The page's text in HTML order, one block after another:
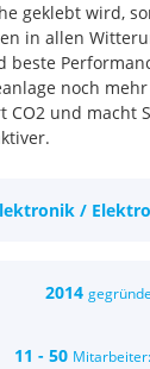
geklebt wird,
in allen
beste
noch
CO2 und macht
Team mit
/
2014
11 - 50